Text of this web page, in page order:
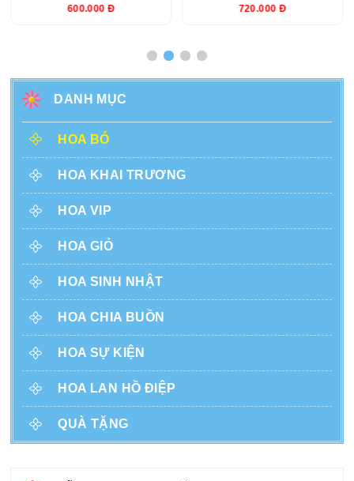
600.000 Đ 720.000 Đ
DANH MỤC
HOA BÓ
HOA KHAI TRƯƠNG
HOA VIP
HOA GIỎ
HOA SINH NHẬT
HOA CHIA BUỒN
HOA SỰ KIỆN
HOA LAN HỒ ĐIỆP
QUÀ TẶNG